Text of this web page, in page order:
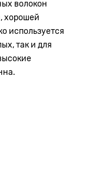
волокон
хорошей
используется
так и для